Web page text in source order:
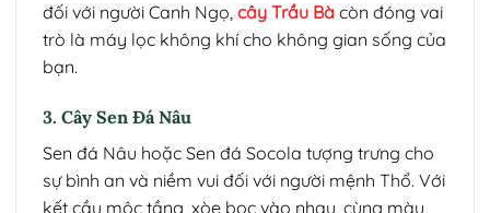
đối với người Canh Ngọ, cây Trầu Bà còn đóng vai
trò là máy lọc không khí cho không gian sống của
bạn.
3. Cây Sen Đá Nâu
Sen đá Nâu hoặc Sen đá Socola tượng trưng cho
sự bình an và niềm vui đối với người mệnh Thổ. Với
kết cầu mộc tầng, xòe bọc vào nhau, cùng màu